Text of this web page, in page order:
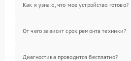
Как я узнаю, что мое устройство готово?
От чего зависит срок ремонта техники?
Диагностика проводится бесплатно?